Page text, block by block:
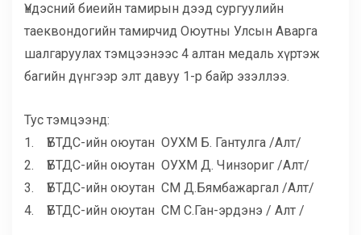
БУСАД
Үндэсний биеийн тамирын дээд сургуулийн
таеквондогийн тамирчид Оюутны Улсын Аварга
шалгаруулах тэмцээнээс 4 алтан медаль хүртэж
багийн дүнгээр элт давуу 1-р байр эзэллээ.
Тус тэмцээнд:
1. ҮБТДС-ийн оюутан ОУХМ Б. Гантулга /Алт/
2. ҮБТДС-ийн оюутан ОУХМ Д. Чинзориг /Алт/
3. ҮБТДС-ийн оюутан СМ Д.Бямбажаргал /Алт/
4. ҮБТДС-ийн оюутан СМ С.Ган-эрдэнэ / Алт /